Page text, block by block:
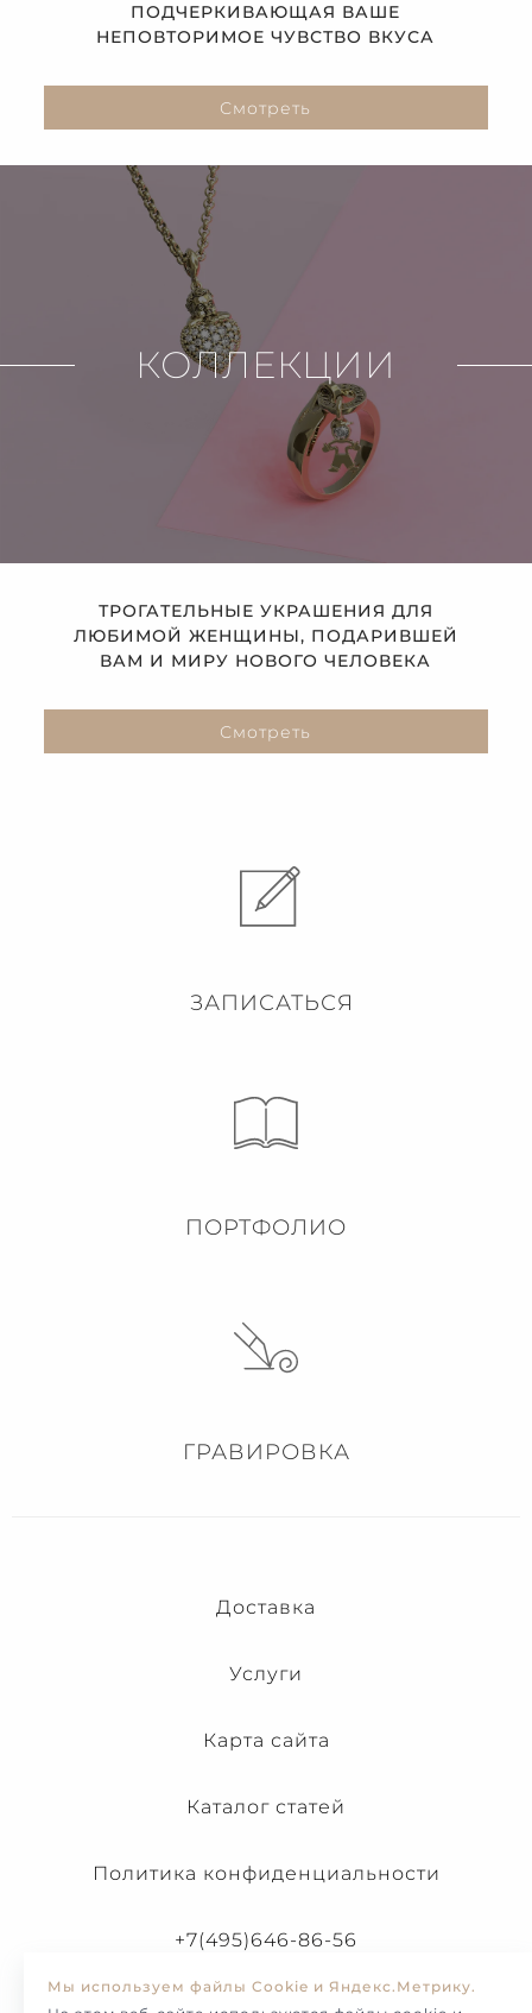
ПОДЧЕРКИВАЮЩАЯ ВАШЕ
НЕПОВТОРИМОЕ ЧУВСТВО ВКУСА
Смотреть
КОЛЛЕКЦИИ
ТРОГАТЕЛЬНЫЕ УКРАШЕНИЯ ДЛЯ
ЛЮБИМОЙ ЖЕНЩИНЫ, ПОДАРИВШЕЙ
ВАМ И МИРУ НОВОГО ЧЕЛОВЕКА
Смотреть
ЗАПИСАТЬСЯ
ПОРТФОЛИО
ГРАВИРОВКА
Доставка
Услуги
Карта сайта
Каталог статей
Политика конфиденциальности
+7(495)646-86-56
Мы используем файлы Cookie и Яндекс.Метрику.